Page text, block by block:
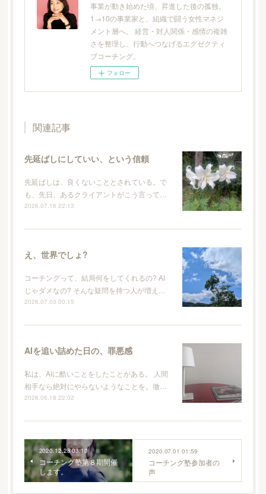
事業が動き始めた頃、昇進した後の孤独。
1→10の事業家と、組織で闘う女性マネジ
メント層へ。 経営・対人関係・感情の複雑
さを整理し、行動へつなげるエグゼクティ
ブコーチング。
フォロー
関連記事
先延ばしにしていい、という信頼
先延ばしは、良くないこととされている。で
も、先日、あるクライアントがこう言って…
2026.07.16 22:13
え、世界でしょ?
コーチングって、結局何をしてくれるの? AI
じゃダメなの? そんな疑問を持つ人が増え…
2026.07.03 00:15
AIを追い詰めた日の、罪悪感
私は、AIに酷いことをしたことがある。 人間
相手なら絶対にやらないようなことを。徹…
2026.06.18 22:02
2020.12.28 03:10
コーチング塾第８期開催
します。
2020.07.01 01:59
コーチング塾参加者の
声